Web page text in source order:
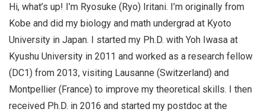
Hi, what’s up! I’m Ryosuke (Ryo) Iritani. I’m originally from
Kobe and did my biology and math undergrad at Kyoto
University in Japan. I started my Ph.D. with Yoh Iwasa at
Kyushu University in 2011 and worked as a research fellow
(DC1) from 2013, visiting Lausanne (Switzerland) and
Montpellier (France) to improve my theoretical skills. I then
received Ph.D. in 2016 and started my postdoc at the